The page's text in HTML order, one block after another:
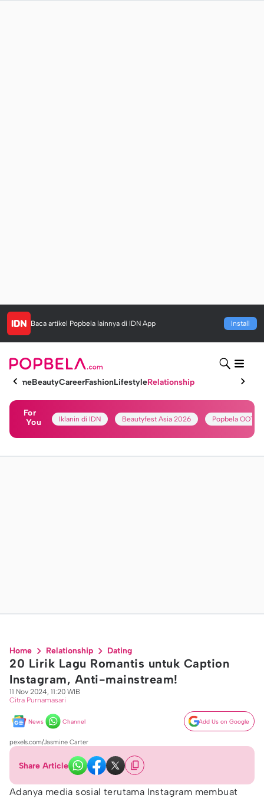
Baca artikel Popbela lainnya di IDN App Install
HomeBeautyCareerFashionLifestyleRelationship
For
You
Iklanin di IDN Beautyfest Asia 2026 Popbela OOTD
Home Relationship Dating
20 Lirik Lagu Romantis untuk Caption
Instagram, Anti-mainstream!
11 Nov 2024, 11:20 WIB
Citra Purnamasari
News Channel Add Us on Google
pexels.com/Jasmine Carter
Share Article
Adanya media sosial terutama Instagram membuat